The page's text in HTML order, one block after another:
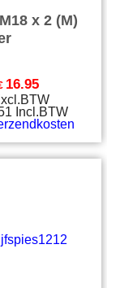
x 2 (M)
16.95
Incl.BTW